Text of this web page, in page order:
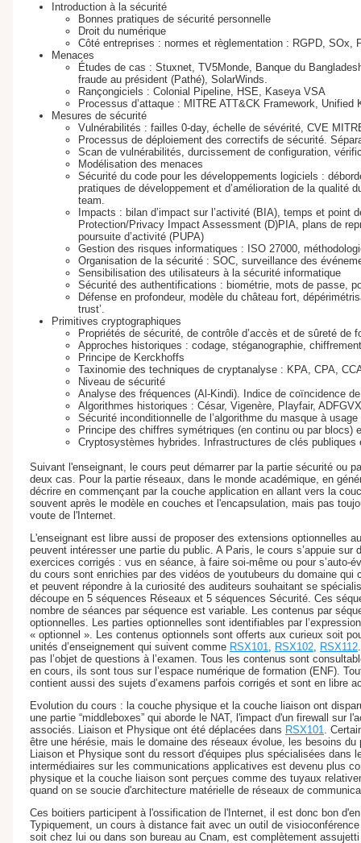
Introduction à la sécurité
Bonnes pratiques de sécurité personnelle
Droit du numérique
Côté entreprises : normes et règlementation : RGPD, SOx,
Menaces
Études de cas : Stuxnet, TV5Monde, Banque du
fraude au président (Pathé), SolarWinds.
Rançongiciels : Colonial Pipeline, HSE, Kaseya VSA
Processus d’attaque : MITRE ATT&CK Framework,
Mesures de sécurité
Vulnérabilités : failles 0-day, échelle de sévérité, CVE
Processus de déploiement des correctifs de sécurité.
Scan de vulnérabilités, durcissement de configuration,
Modélisation des menaces
Sécurité du code pour les développements logiciels :
pratiques de développement et d’amélioration de la qualité
team.
Impacts : bilan d’impact sur l’activité (BIA), temps et point
Protection/Privacy Impact Assessment (D)PIA, plans de
poursuite d’activité (PUPA)
Gestion des risques informatiques : ISO 27000,
Organisation de la sécurité : SOC, surveillance des
Sensibilisation des utilisateurs à la sécurité informatique
Sécurité des authentifications : biométrie, mots de passe,
Défense en profondeur, modèle du château fort,
trust’.
Primitives cryptographiques
Propriétés de sécurité, de contrôle d’accès et de sûreté de
Approches historiques : codage, stéganographie, chiffrement
Principe de Kerckhoffs
Taxinomie des techniques de cryptanalyse : KPA, CPA,
Niveau de sécurité
Analyse des fréquences (Al-Kindi). Indice de coïncidence
Algorithmes historiques : César, Vigenère, Playfair,
Sécurité inconditionnelle de l’algorithme du masque à
Principe des chiffres symétriques (en continu ou par blocs)
Cryptosystèmes hybrides. Infrastructures de clés
Suivant l'enseignant, le cours peut démarrer par la partie sécurité ou
deux cas. Pour la partie réseaux, dans le monde académique, en
décrire en commençant par la couche application en allant vers la
souvent après le modèle en couches et l'encapsulation, mais pas
voute de l'Internet.
L'enseignant est libre aussi de proposer des extensions optionnelles
peuvent intéresser une partie du public. A Paris, le cours s’appuie
exercices corrigés : vus en séance, à faire soi-même ou pour s’auto-
du cours sont enrichies par des vidéos de youtubeurs du domaine
et peuvent répondre à la curiosité des auditeurs souhaitant se
découpe en 5 séquences Réseaux et 5 séquences Sécurité. Ces
nombre de séances par séquence est variable. Les contenus par
optionnelles. Les parties optionnelles sont identifiables par
« optionnel ». Les contenus optionnels sont offerts aux curieux soit
unités d’enseignement qui suivent comme RSX101, RSX102, RSX112
pas l’objet de questions à l’examen. Tous les contenus sont
en cours, ils sont tous sur l’espace numérique de formation (ENF).
contient aussi des sujets d’examens parfois corrigés et sont en libre
Evolution du cours : la couche physique et la couche liaison ont
une partie “middleboxes” qui aborde le NAT, l'impact d'un firewall sur
associés. Liaison et Physique ont été déplacées dans RSX101.
être une hérésie, mais le domaine des réseaux évolue, les besoins
Liaison et Physique sont du ressort d'équipes plus spécialisées dans
intermédiaires sur les communications applicatives est devenu plus
physique et la couche liaison sont perçues comme des tuyaux
quand on se soucie d'architecture matérielle de réseaux de
Ces boitiers participent à l'ossification de l'Internet, il est donc bon
Typiquement, un cours à distance fait avec un outil de
soit chez lui ou dans son bureau au Cnam, est complètement